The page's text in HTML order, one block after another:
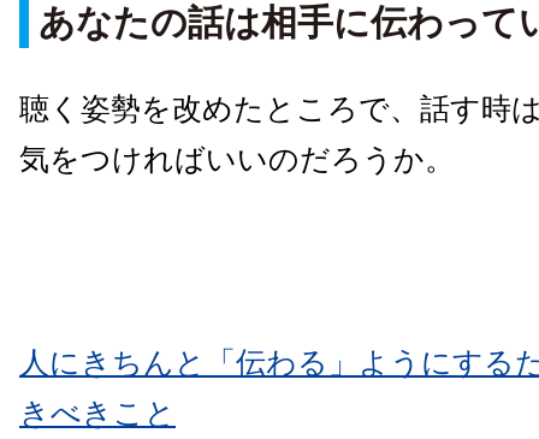
あなたの話は相手に伝わって
聴く姿勢を改めたところで、話す時
気をつければいいのだろうか。
人にきちんと「伝わる」ようにする
きべきこと